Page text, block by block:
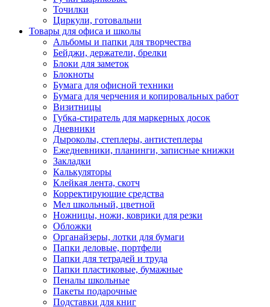
Точилки
Циркули, готовальни
Товары для офиса и школы
Альбомы и папки для творчества
Бейджи, держатели, брелки
Блоки для заметок
Блокноты
Бумага для офисной техники
Бумага для черчения и копировальных работ
Визитницы
Губка-стиратель для маркерных досок
Дневники
Дыроколы, степлеры, антистеплеры
Ежедневники, планинги, записные книжки
Закладки
Калькуляторы
Клейкая лента, скотч
Корректирующие средства
Мел школьный, цветной
Ножницы, ножи, коврики для резки
Обложки
Органайзеры, лотки для бумаги
Папки деловые, портфели
Папки для тетрадей и труда
Папки пластиковые, бумажные
Пеналы школьные
Пакеты подарочные
Подставки для книг